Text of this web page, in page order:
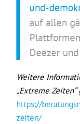
und-
auf allen
Deezer
Weitere
„Extreme Zeiten“
https://
zeiten/